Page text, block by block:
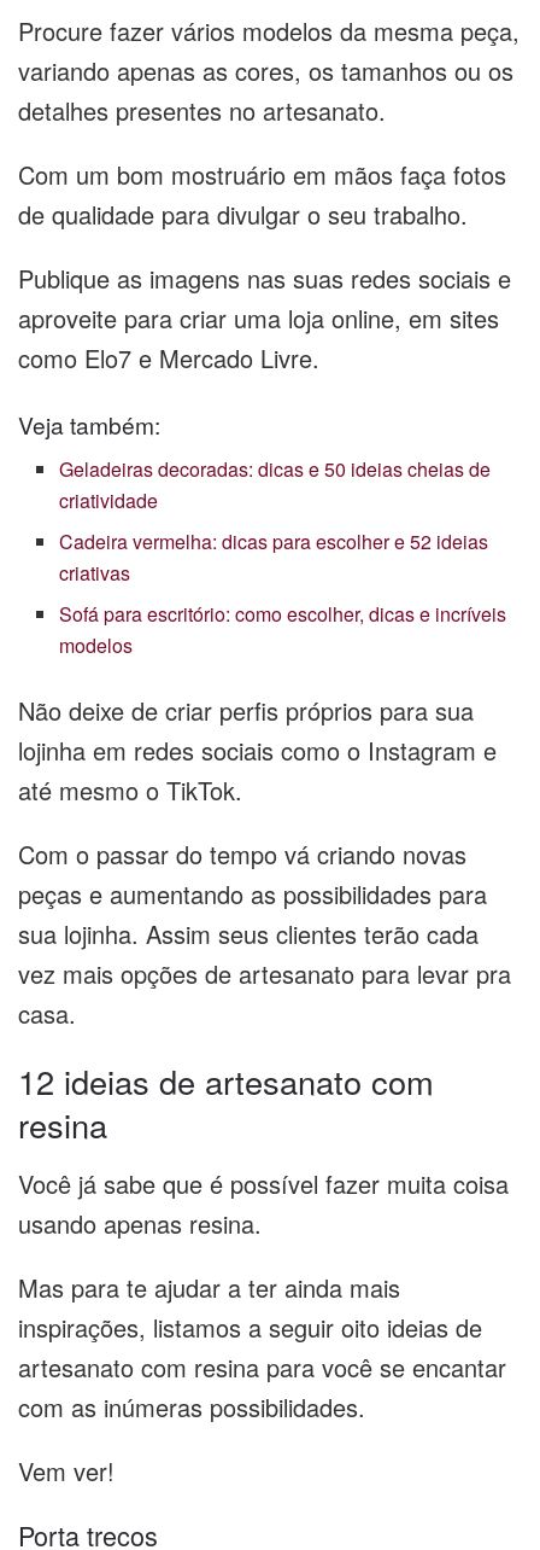
Procure fazer vários modelos da mesma peça,
variando apenas as cores, os tamanhos ou os
detalhes presentes no artesanato.
Com um bom mostruário em mãos faça fotos
de qualidade para divulgar o seu trabalho.
Publique as imagens nas suas redes sociais e
aproveite para criar uma loja online, em sites
como Elo7 e Mercado Livre.
Veja também:
Geladeiras decoradas: dicas e 50 ideias cheias de
criatividade
Cadeira vermelha: dicas para escolher e 52 ideias
criativas
Sofá para escritório: como escolher, dicas e incríveis
modelos
Não deixe de criar perfis próprios para sua
lojinha em redes sociais como o Instagram e
até mesmo o TikTok.
Com o passar do tempo vá criando novas
peças e aumentando as possibilidades para
sua lojinha. Assim seus clientes terão cada
vez mais opções de artesanato para levar pra
casa.
12 ideias de artesanato com
resina
Você já sabe que é possível fazer muita coisa
usando apenas resina.
Mas para te ajudar a ter ainda mais
inspirações, listamos a seguir oito ideias de
artesanato com resina para você se encantar
com as inúmeras possibilidades.
Vem ver!
Porta trecos